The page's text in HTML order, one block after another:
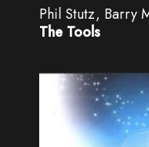
Phil Stutz, Barry
The Tools